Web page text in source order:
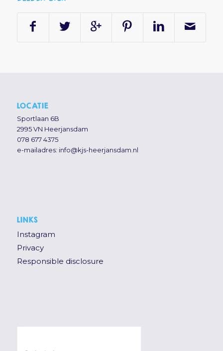
LOCATIE
Sportlaan 6B
2995 VN Heerjansdam
078 677 4375
e-mailadres: info@kjs-heerjansdam.nl
LINKS
Instagram
Privacy
Responsible disclosure